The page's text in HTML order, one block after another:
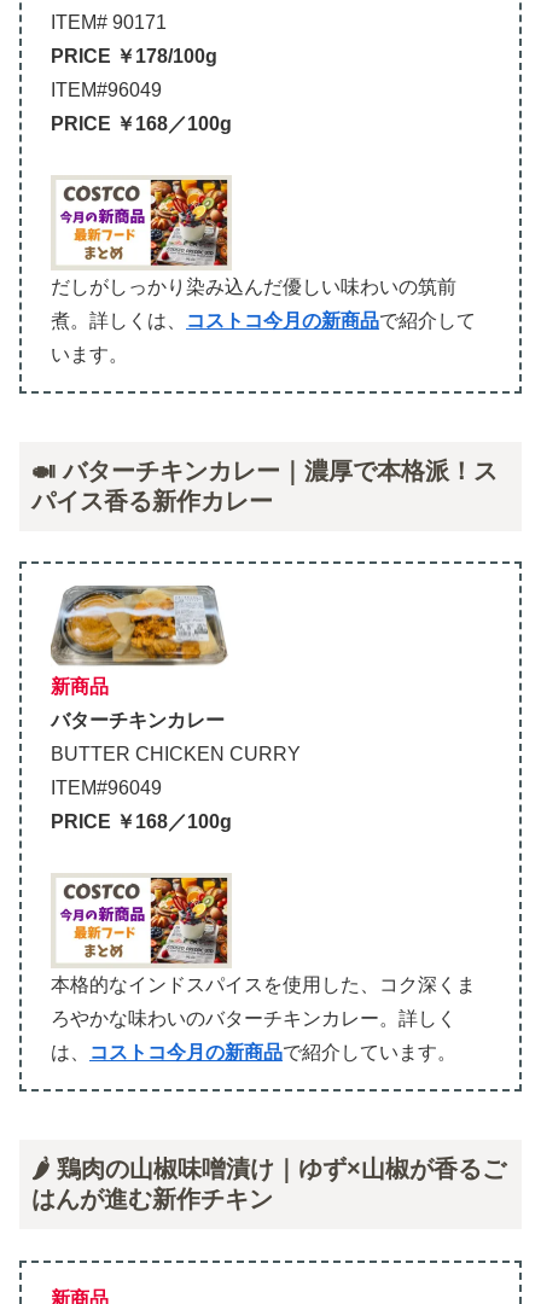
ITEM# 90171
PRICE ￥178/100g
ITEM#96049
PRICE ￥168／100g
だしがしっかり染み込んだ優しい味わいの筑前
煮。詳しくは、
コストコ今月の新商品で紹介して
います。
🍛 バターチキンカレー｜濃厚で本格派！ス
パイス香る新作カレー
新商品
バターチキンカレー
BUTTER CHICKEN CURRY
ITEM#96049
PRICE ￥168／100g
本格的なインドスパイスを使用した、コク深くま
ろやかな味わいのバターチキンカレー。詳しく
は、
コストコ今月の新商品で紹介しています。
🌶️ 鶏肉の山椒味噌漬け｜ゆず×山椒が香るご
はんが進む新作チキン
新商品